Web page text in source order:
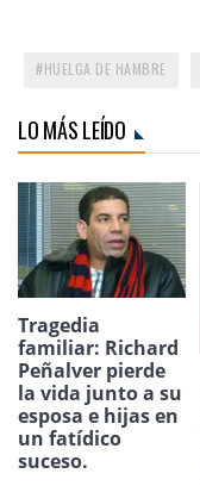
HUELGA DE HAMBRE
LO MÁS LEÍDO
Tragedia
familiar: Richard
Peñalver pierde
la vida junto a su
esposa e hijas en
un fatídico
suceso.